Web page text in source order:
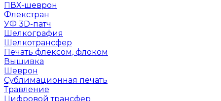
ПВХ-шеврон
Флекстран
УФ 3D-патч
Шелкография
Шелкотрансфер
Печать флексом, флоком
Вышивка
Шеврон
Сублимационная печать
Травление
Цифровой трансфер